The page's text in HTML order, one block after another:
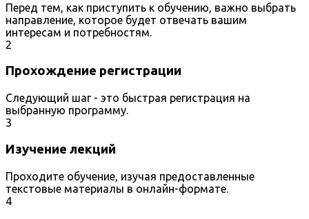
Перед тем, как приступить к обучению, важно выбрать
направление, которое будет отвечать вашим
интересам и потребностям.
2
Прохождение регистрации
Следующий шаг - это быстрая регистрация на
выбранную программу.
3
Изучение лекций
Проходите обучение, изучая предоставленные
текстовые материалы в онлайн-формате.
4